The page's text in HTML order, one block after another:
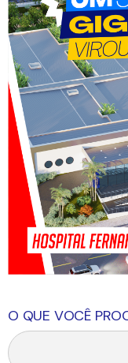
O QUE VOCÊ